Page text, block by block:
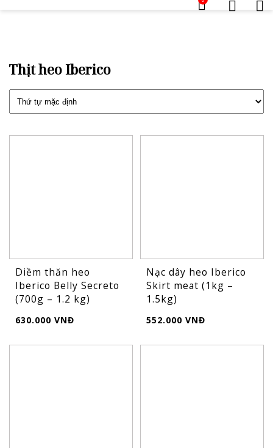
Thịt heo Iberico
Diềm thăn heo
Iberico Belly Secreto
(700g – 1.2 kg)
630.000 VNĐ
Nạc dây heo Iberico
Skirt meat (1kg –
1.5kg)
552.000 VNĐ